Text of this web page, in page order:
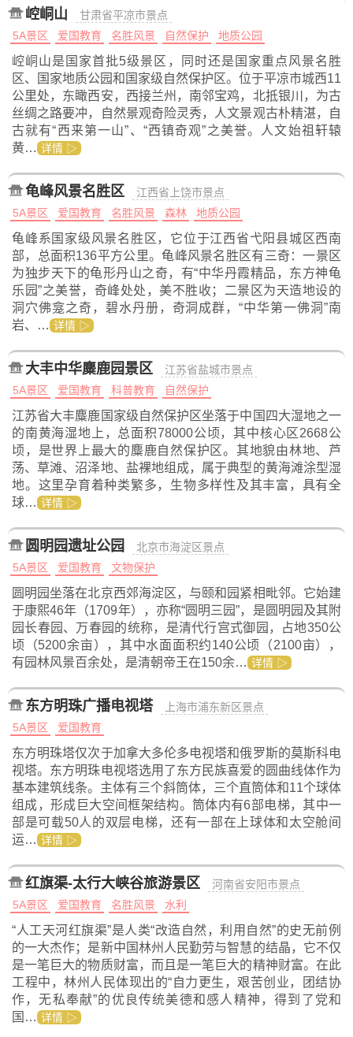
崆峒山
甘肃省平凉市景点
5A景区
爱国教育 名胜风景 自然保护 地质公园
崆峒山是国家首批5级景区，同时还是国家重点风景名胜
区、国家地质公园和国家级自然保护区。位于平凉市城西11
公里处，东瞰西安，西接兰州，南邻宝鸡，北抵银川，为古
丝绸之路要冲，自然景观奇险灵秀，人文景观古朴精湛，自
古就有“西来第一山”、“西镇奇观”之美誉。人文始祖轩辕
黄… 详情 ▷
龟峰风景名胜区
江西省上饶市景点
5A景区
爱国教育 名胜风景 森林 地质公园
龟峰系国家级风景名胜区，它位于江西省弋阳县城区西南
部，总面积136平方公里。龟峰风景名胜区有三奇：一景区
为独步天下的龟形丹山之奇，有“中华丹霞精品，东方神龟
乐园”之美誉，奇峰处处，美不胜收；二景区为天造地设的
洞穴佛龛之奇，碧水丹册，奇洞成群，“中华第一佛洞”南
岩、… 详情 ▷
大丰中华麋鹿园景区
江苏省盐城市景点
5A景区
爱国教育 科普教育 自然保护
江苏省大丰麋鹿国家级自然保护区坐落于中国四大湿地之一
的南黄海湿地上，总面积78000公顷，其中核心区2668公
顷，是世界上最大的麋鹿自然保护区。其地貌由林地、芦
荡、草滩、沼泽地、盐裸地组成，属于典型的黄海滩涂型湿
地。这里孕育着种类繁多，生物多样性及其丰富，具有全
球… 详情 ▷
圆明园遗址公园
北京市海淀区景点
5A景区
爱国教育 文物保护
圆明园坐落在北京西郊海淀区，与颐和园紧相毗邻。它始建
于康熙46年（1709年），亦称“圆明三园”，是圆明园及其附
园长春园、万春园的统称，是清代行宫式御园，占地350公
顷（5200余亩），其中水面面积约140公顷（2100亩），
有园林风景百余处，是清朝帝王在150余… 详情 ▷
东方明珠广播电视塔
上海市浦东新区景点
5A景区
爱国教育
东方明珠塔仅次于加拿大多伦多电视塔和俄罗斯的莫斯科电
视塔。东方明珠电视塔选用了东方民族喜爱的圆曲线体作为
基本建筑线条。主体有三个斜筒体，三个直筒体和11个球体
组成，形成巨大空间框架结构。筒体内有6部电梯，其中一
部是可载50人的双层电梯，还有一部在上球体和太空舱间
运… 详情 ▷
红旗渠-太行大峡谷旅游景区
河南省安阳市景点
5A景区
爱国教育 名胜风景 水利
“人工天河红旗渠”是人类“改造自然，利用自然”的史无前例
的一大杰作；是新中国林州人民勤劳与智慧的结晶，它不仅
是一笔巨大的物质财富，而且是一笔巨大的精神财富。在此
工程中，林州人民体现出的“自力更生，艰苦创业，团结协
作，无私奉献”的优良传统美德和感人精神，得到了党和
国… 详情 ▷